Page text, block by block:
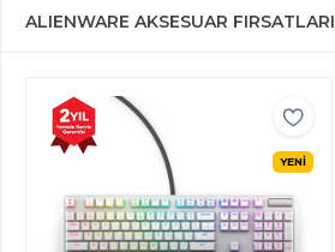
ALIENWARE AKSESUAR FIRSATLARI
YENİ